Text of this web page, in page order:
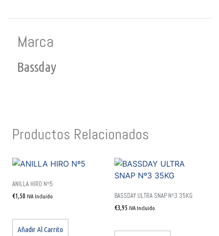
Marca
Bassday
Productos Relacionados
ANILLA HIRO Nº5
€1,50 IVA Incluido
Añadir Al Carrito
BASSDAY ULTRA SNAP Nº3 35KG
€3,95 IVA Incluido